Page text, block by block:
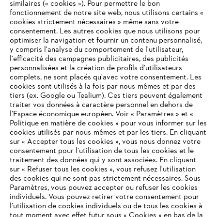
L'Entreprise
STIHL FAQ
Contact
VOTRE NAVIGATEUR INTERNET
N'EST PLUS PRIS EN CHARGE
Vous utilisez un navigateur Internet que nous ne prenons plus
en charge, et certaines fonctionnalités de notre site ne
similaires (« cookies »). Pour permettre le bon
fonctionnement de notre site web, nous utilisons certains «
cookies strictement nécessaires » même sans votre
consentement. Les autres cookies que nous utilisons pour
optimiser la navigation et fournir un contenu personnalisé,
y compris l'analyse du comportement de l'utilisateur,
l'efficacité des campagnes publicitaires, des publicités
personnalisées et la création de profils d'utilisateurs
complets, ne sont placés qu'avec votre consentement. Les
cookies sont utilisés à la fois par nous-mêmes et par des
tiers (ex. Google ou Tealium). Ces tiers peuvent également
traiter vos données à caractère personnel en dehors de
l’Espace économique européen. Voir « Paramètres » et «
Politique en matière de cookies » pour vous informer sur les
cookies utilisés par nous-mêmes et par les tiers. En cliquant
sur « Accepter tous les cookies », vous nous donnez votre
consentement pour l’utilisation de tous les cookies et le
traitement des données qui y sont associées. En cliquant
sur « Refuser tous les cookies », vous refusez l'utilisation
des cookies qui ne sont pas strictement nécessaires. Sous
Paramètres, vous pouvez accepter ou refuser les cookies
individuels. Vous pouvez retirer votre consentement pour
l’utilisation de cookies individuels ou de tous les cookies à